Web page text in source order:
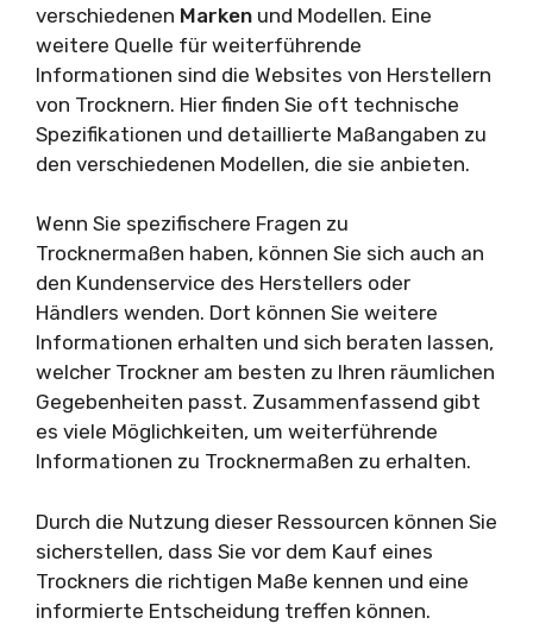
verschiedenen Marken und Modellen. Eine
weitere Quelle für weiterführende
Informationen sind die Websites von Herstellern
von Trocknern. Hier finden Sie oft technische
Spezifikationen und detaillierte Maßangaben zu
den verschiedenen Modellen, die sie anbieten.
Wenn Sie spezifischere Fragen zu
Trocknermaßen haben, können Sie sich auch an
den Kundenservice des Herstellers oder
Händlers wenden. Dort können Sie weitere
Informationen erhalten und sich beraten lassen,
welcher Trockner am besten zu Ihren räumlichen
Gegebenheiten passt. Zusammenfassend gibt
es viele Möglichkeiten, um weiterführende
Informationen zu Trocknermaßen zu erhalten.
Durch die Nutzung dieser Ressourcen können Sie
sicherstellen, dass Sie vor dem Kauf eines
Trockners die richtigen Maße kennen und eine
informierte Entscheidung treffen können.